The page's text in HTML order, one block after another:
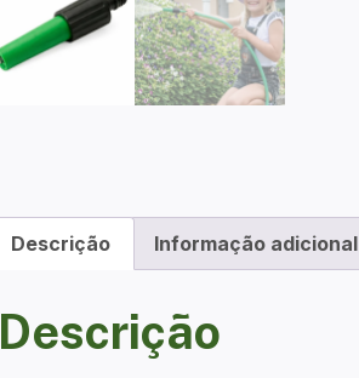
Descrição Informação adicional
Descrição